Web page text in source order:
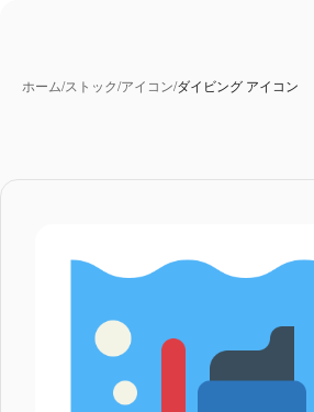
ホーム/ストック/アイコン/ダイビング アイコン